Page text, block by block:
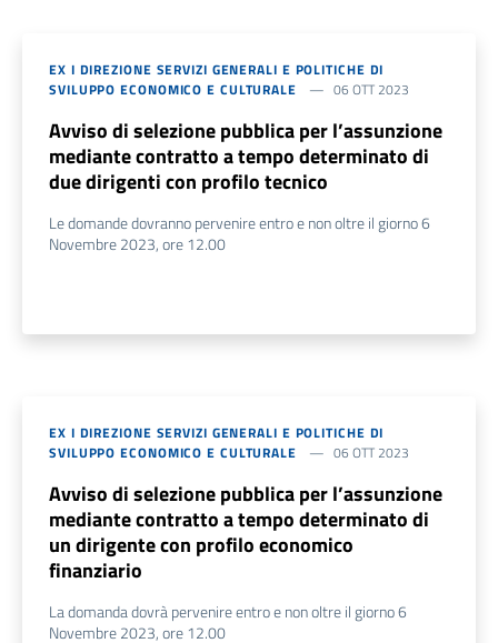
EX I DIREZIONE SERVIZI GENERALI E POLITICHE DI
SVILUPPO ECONOMICO E CULTURALE
06 OTT 2023
Avviso di selezione pubblica per l’assunzione
mediante contratto a tempo determinato di
due dirigenti con profilo tecnico
Le domande dovranno pervenire entro e non oltre il giorno 6
Novembre 2023, ore 12.00
EX I DIREZIONE SERVIZI GENERALI E POLITICHE DI
SVILUPPO ECONOMICO E CULTURALE
06 OTT 2023
Avviso di selezione pubblica per l’assunzione
mediante contratto a tempo determinato di
un dirigente con profilo economico
finanziario
La domanda dovrà pervenire entro e non oltre il giorno 6
Novembre 2023, ore 12.00